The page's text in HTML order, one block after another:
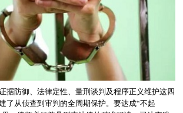
据防御、法律定性、量刑谈判及程序正义维护这四
了从侦查到审判的全周期保护。要达成“不起